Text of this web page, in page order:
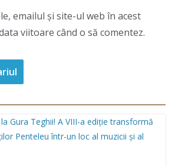
emailul și site-ul web în acest
viitoare când o să comentez.